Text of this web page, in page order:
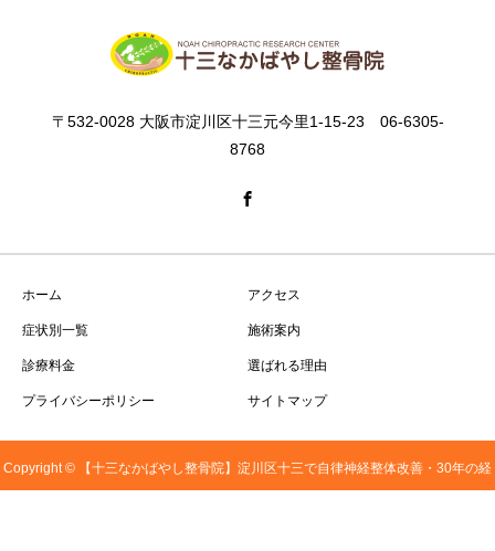
〒532-0028 大阪市淀川区十三元今里1-15-23 06-6305-
8768
ホーム アクセス
症状別一覧 施術案内
診療料金 選ばれる理由
プライバシーポリシー サイトマップ
Copyright © 【十三なかばやし整骨院】淀川区十三で自律神経整体改善・30年の経
06-6305-8768 LINE アクセス